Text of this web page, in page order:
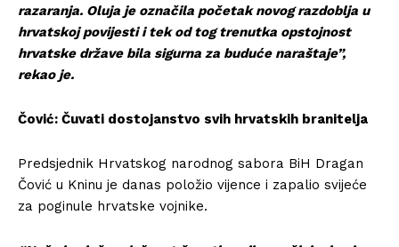
razaranja. Oluja je označila početak novog razdoblja u
hrvatskoj povijesti i tek od tog trenutka opstojnost
hrvatske države bila sigurna za buduće naraštaje”,
rekao je.
Čović: Čuvati dostojanstvo svih hrvatskih branitelja
Predsjednik Hrvatskog narodnog sabora BiH Dragan
Čović u Kninu je danas položio vijence i zapalio svijeće
za poginule hrvatske vojnike.